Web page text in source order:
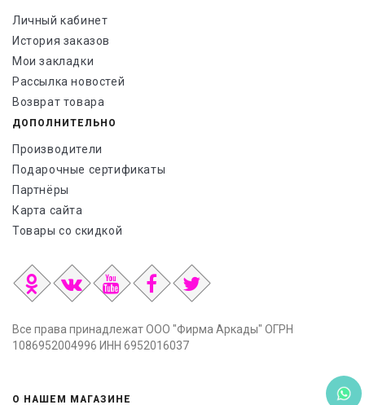
Личный кабинет
История заказов
Мои закладки
Рассылка новостей
Возврат товара
ДОПОЛНИТЕЛЬНО
Производители
Подарочные сертификаты
Партнёры
Карта сайта
Товары со скидкой
Все права принадлежат ООО "Фирма Аркады" ОГРН
1086952004996 ИНН 6952016037
О НАШЕМ МАГАЗИНЕ